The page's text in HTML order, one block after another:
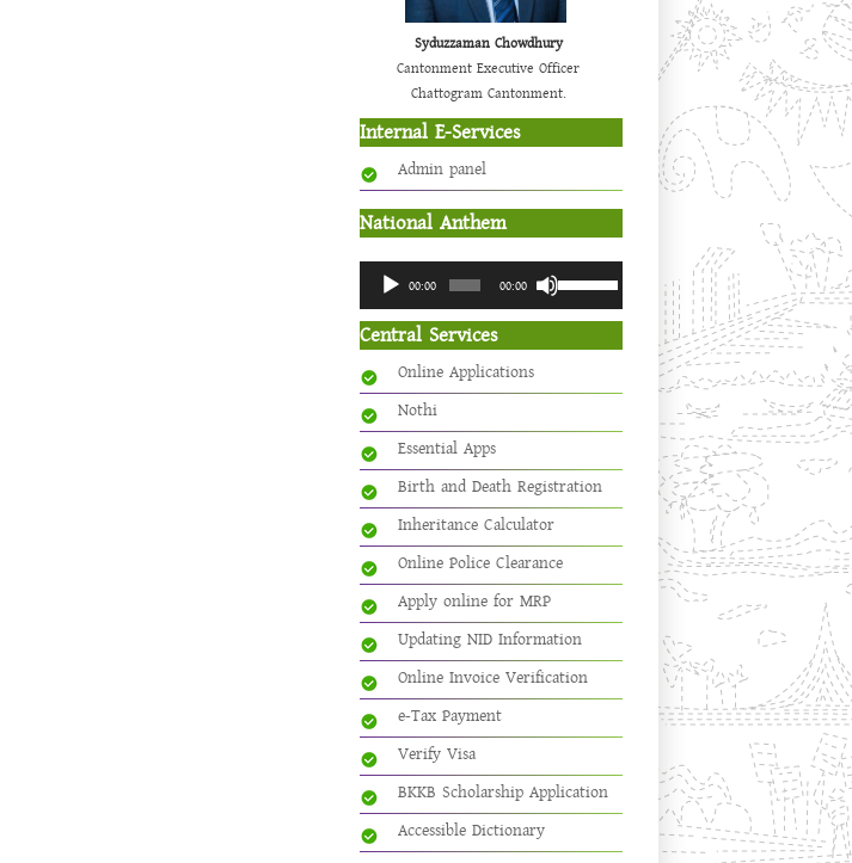
Syduzzaman Chowdhury
Cantonment Executive Officer
Chattogram Cantonment.
Internal E-Services
Admin panel
National Anthem
Audio
Player
00:00 00:00
Use
Up/Down
Arrow
keys
increase
volume.
Central Services
Online Applications
Nothi
Essential Apps
Birth and Death Registration
Inheritance Calculator
Online Police Clearance
Apply online for MRP
Updating NID Information
Online Invoice Verification
e-Tax Payment
Verify Visa
BKKB Scholarship Application
Accessible Dictionary